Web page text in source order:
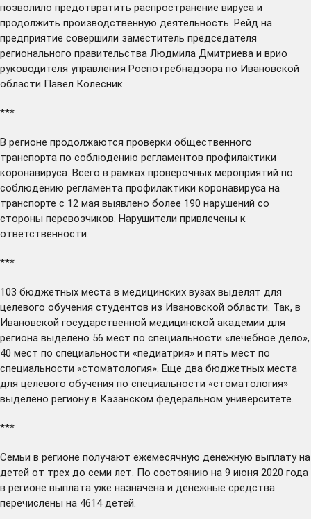
позволило предотвратить распространение вируса и
продолжить производственную деятельность. Рейд на
предприятие совершили заместитель председателя
регионального правительства Людмила Дмитриева и врио
руководителя управления Роспотребнадзора по Ивановской
области Павел Колесник.
***
В регионе продолжаются проверки общественного
транспорта по соблюдению регламентов профилактики
коронавируса. Всего в рамках проверочных мероприятий по
соблюдению регламента профилактики коронавируса на
транспорте с 12 мая выявлено более 190 нарушений со
стороны перевозчиков. Нарушители привлечены к
ответственности.
***
103 бюджетных места в медицинских вузах выделят для
целевого обучения студентов из Ивановской области. Так, в
Ивановской государственной медицинской академии для
региона выделено 56 мест по специальности «лечебное дело»,
40 мест по специальности «педиатрия» и пять мест по
специальности «стоматология». Еще два бюджетных места
для целевого обучения по специальности «стоматология»
выделено региону в Казанском федеральном университете.
***
Семьи в регионе получают ежемесячную денежную выплату на
детей от трех до семи лет. По состоянию на 9 июня 2020 года
в регионе выплата уже назначена и денежные средства
перечислены на 4614 детей.